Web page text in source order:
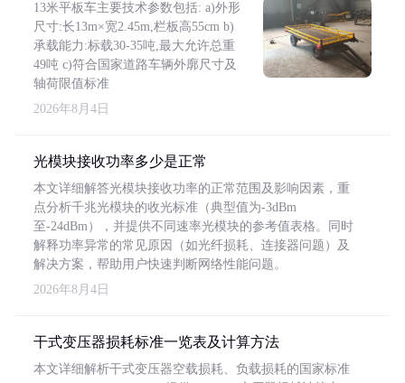
13米平板车主要技术参数包括: a)外形
尺寸:长13m×宽2.45m,栏板高55cm b)
承载能力:标载30-35吨,最大允许总重
49吨 c)符合国家道路车辆外廓尺寸及
轴荷限值标准
2026年8月4日
光模块接收功率多少是正常
本文详细解答光模块接收功率的正常范围及影响因素，重
点分析千兆光模块的收光标准（典型值为-3dBm
至-24dBm），并提供不同速率光模块的参考值表格。同时
解释功率异常的常见原因（如光纤损耗、连接器问题）及
解决方案，帮助用户快速判断网络性能问题。
2026年8月4日
干式变压器损耗标准一览表及计算方法
本文详细解析干式变压器空载损耗、负载损耗的国家标准